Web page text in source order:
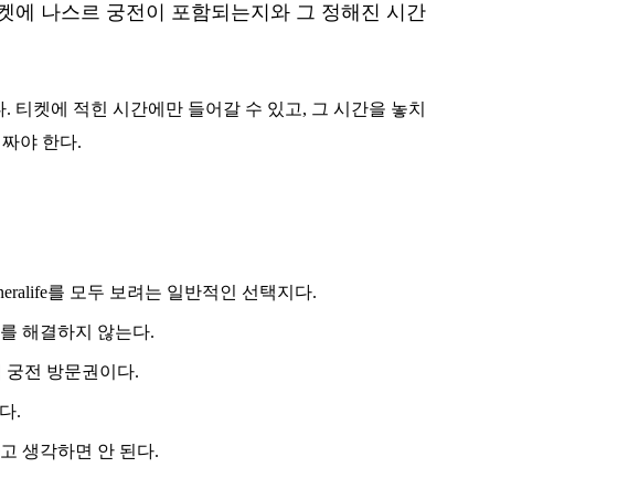
에 나스르 궁전이 포함되는지와 그 정해진 시간
켓에 적힌 시간에만 들어갈 수 있고, 그 시간을 놓치
야 한다.
를 모두 보려는 일반적인 선택지다.
해결하지 않는다.
궁전 방문권이다.
.
생각하면 안 된다.